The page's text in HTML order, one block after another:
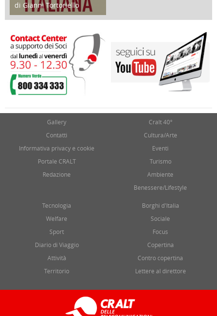
di Gianni Tortoriello
17 Marzo 2018
Gallery
Contatti
Informativa privacy e cookie
Portale CRALT
Redazione
Cralt 40°
Cultura/Arte
Eventi
Turismo
Ambiente
Benessere/Lifestyle
Tecnologia
Welfare
Sport
Diario di Viaggio
Attività
Territorio
Borghi d'Italia
Sociale
Focus
Copertina
Contro copertina
Lettere al direttore